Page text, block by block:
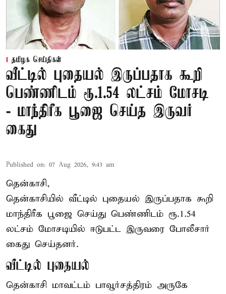
தமிழக செய்திகள்
வீட்டில் புதையல் இருப்பதாக கூறி
பெண்ணிடம் ரூ.1.54 லட்சம் மோசடி
- மாந்திரீக பூஜை செய்த இருவர்
கைது
Published on: 07 Aug 2026, 9:43 am
தென்காசி,
தென்காசியில் வீட்டில் புதையல் இருப்பதாக கூறி
மாந்திரீக பூஜை செய்து பெண்ணிடம் ரூ.1.54
லட்சம் மோசடியில் ஈடுபட்ட இருவரை போலீசார்
கைது செய்தனர்.
வீட்டில் புதையல்
தென்காசி மாவட்டம் பாவூர்சத்திரம் அருகே